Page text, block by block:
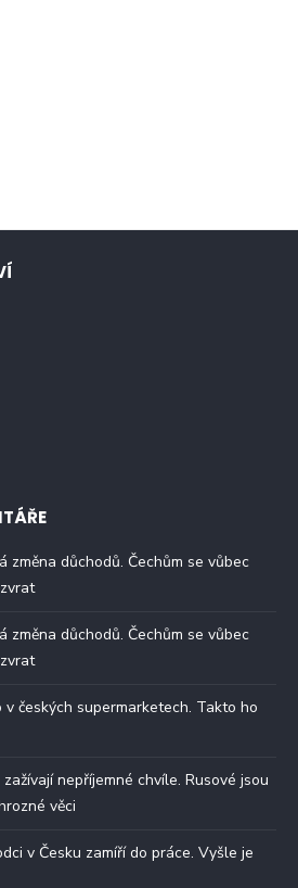
změna důchodů. Čechům se vůbec
změna důchodů. Čechům se vůbec
v českých supermarketech. Takto ho
nepříjemné chvíle. Rusové jsou
věci
v Česku zamíří do práce. Vyšle je